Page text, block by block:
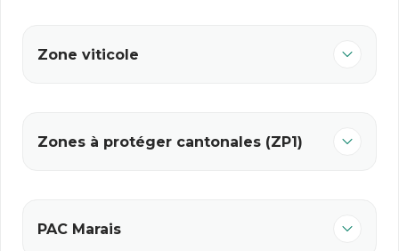
Zone viticole
Zones à protéger cantonales (ZP1)
PAC Marais